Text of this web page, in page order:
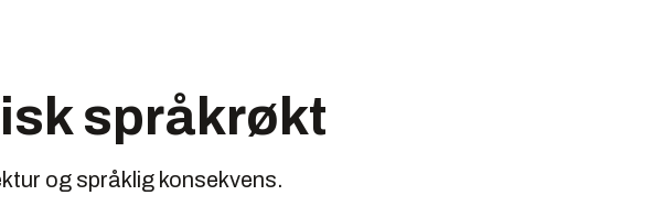
språkrøkt
og språklig konsekvens.